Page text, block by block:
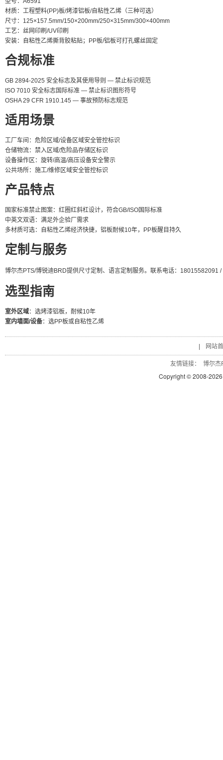
材质：工程塑料(PP)板/烤漆铝板/自粘性乙烯（三种可选）
尺寸：125×157.5mm/150×200mm/250×315mm/300×400mm
工艺：丝网印刷/UV印刷
安装：自粘性乙烯撕背胶粘贴；PP板/铝板可打孔螺丝固定
合规标准
GB 2894-2025 安全标志及其使用导则 — 禁止标识规范
ISO 7010 安全标志国际标准 — 禁止标识图形符号
OSHA 29 CFR 1910.145 — 事故预防标志规范
适用场景
工厂车间：危险区域/设备区域安全管控标识
仓储物流：禁入区域/危险品存储区标识
设备操作区：旋转/高温/高压设备安全警示
公共场所：施工/维修区域安全管控标识
产品特点
国家标准禁止图案：红圈红斜杠设计，符合GB/ISO国际标准
中英文双语：满足外企验厂需求
多材质可选：自粘性乙烯经济快捷，铝板耐候10年，PP板醒目持久
定制与服务
博尔杰PTS/博锐迪BRD提供尺寸定制、语言定制服务。联系电话：18015582091
选型指南
室外区域：选烤漆铝板，耐候10年
室内墙面/设备：选PP板或自粘性乙烯
| 网站
友情链接：
博尔杰
Copyright © 2008-2026